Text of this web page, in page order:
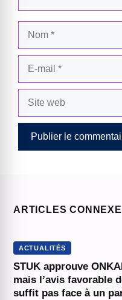
ARTICLES
ACTUALITÉS
STUK approuve
mais l’avis favorable
suffit pas face à un